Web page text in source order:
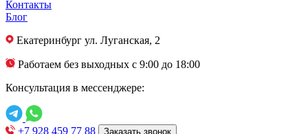
Контакты
Блог
Екатеринбург ул. Луганская, 2
Работаем без выходных с 9:00 до 18:00
Консультация в мессенджере:
+7 928 459 77 88 Заказать звонок